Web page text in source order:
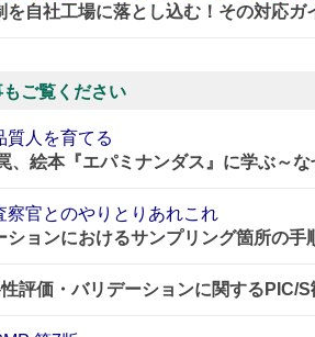
を自社工場に落とし込む！その対応ガ
ご覧ください
質人を育てる
、絵本『エパミナンダス』に学ぶ～
察官とのやりとりあれこれ
ションにおけるサンプリング箇所の手
評価・バリデーションに関するPIC/